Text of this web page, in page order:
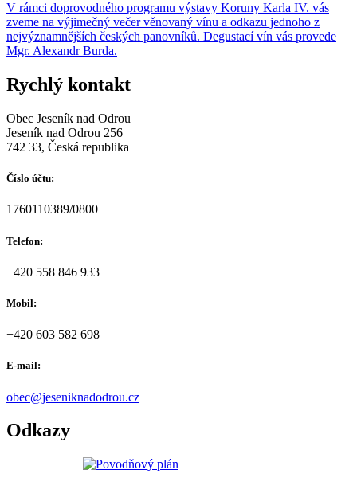
V rámci doprovodného programu výstavy Koruny Karla IV. vás
zveme na výjimečný večer věnovaný vínu a odkazu jednoho z
nejvýznamnějších českých panovníků. Degustací vín vás provede
Mgr. Alexandr Burda.
Rychlý kontakt
Obec Jeseník nad Odrou
Jeseník nad Odrou 256
742 33, Česká republika
Číslo účtu:
1760110389/0800
Telefon:
+420 558 846 933
Mobil:
+420 603 582 698
E-mail:
obec@jeseniknadodrou.cz
Odkazy